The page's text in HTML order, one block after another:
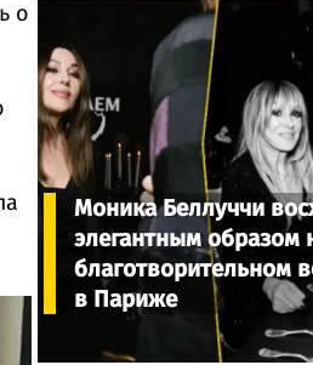
о
Моника Беллуччи
элегантным образом
благотворительном
в Париже